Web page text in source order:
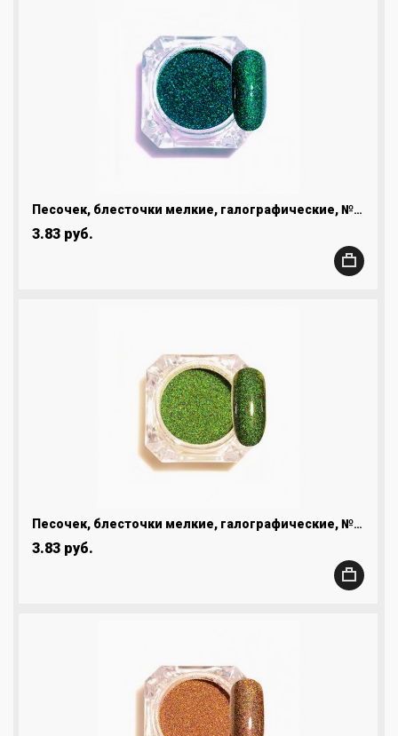
Песочек, блесточки мелкие, галографические, №15
3.83 руб.
Песочек, блесточки мелкие, галографические, №17
3.83 руб.